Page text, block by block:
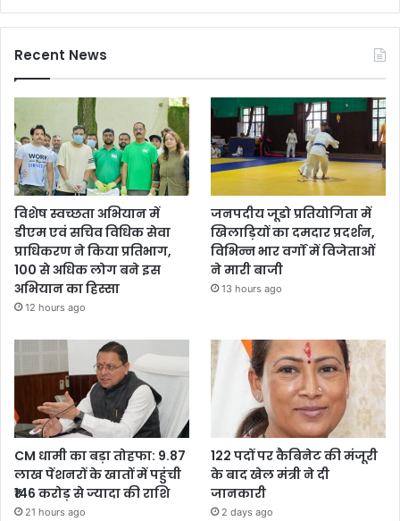
Recent News
विशेष स्वच्छता अभियान में
डीएम एवं सचिव विधिक सेवा
प्राधिकरण ने किया प्रतिभाग,
100 से अधिक लोग बने इस
अभियान का हिस्सा
12 hours ago
जनपदीय जूडो प्रतियोगिता में
खिलाड़ियों का दमदार प्रदर्शन,
विभिन्न भार वर्गों में विजेताओं
ने मारी बाजी
13 hours ago
CM धामी का बड़ा तोहफा: 9.87
लाख पेंशनरों के खातों में पहुंची
₹146 करोड़ से ज्यादा की राशि
21 hours ago
122 पदों पर कैबिनेट की मंजूरी
के बाद खेल मंत्री ने दी
जानकारी
2 days ago